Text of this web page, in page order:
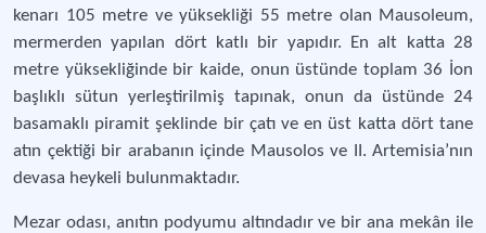
kenarı 105 metre ve yüksekliği 55 metre olan Mausoleum,
mermerden yapılan dört katlı bir yapıdır. En alt katta 28
metre yüksekliğinde bir kaide, onun üstünde toplam 36 İon
başlıklı sütun yerleştirilmiş tapınak, onun da üstünde 24
basamaklı piramit şeklinde bir çatı ve en üst katta dört tane
atın çektiği bir arabanın içinde Mausolos ve II. Artemisia’nın
devasa heykeli bulunmaktadır.
Mezar odası, anıtın podyumu altındadır ve bir ana mekân ile